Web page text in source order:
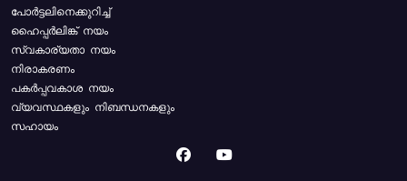
പോര്‍ട്ടലിനെക്കുറിച്ച്
ഹൈപ്പർലിങ്ക് നയം
സ്വകാര്യതാ നയം
നിരാകരണം
പകർപ്പവകാശ നയം
വ്യവസ്ഥകളും നിബന്ധനകളും
സഹായം